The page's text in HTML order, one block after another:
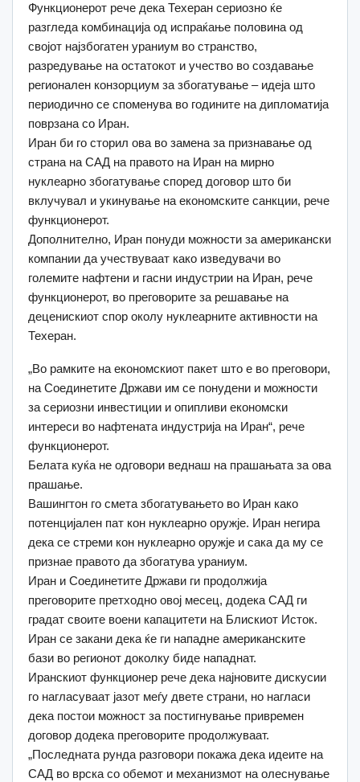
Функционерот рече дека Техеран сериозно ќе
разгледа комбинација од испраќање половина од
својот најзбогатен ураниум во странство,
разредување на остатокот и учество во создавање
регионален конзорциум за збогатување – идеја што
периодично се споменува во годините на дипломатија
поврзана со Иран.
Иран би го сторил ова во замена за признавање од
страна на САД на правото на Иран на мирно
нуклеарно збогатување според договор што би
вклучувал и укинување на економските санкции, рече
функционерот.
Дополнително, Иран понуди можности за американски
компании да учествуваат како изведувачи во
големите нафтени и гасни индустрии на Иран, рече
функционерот, во преговорите за решавање на
деценискиот спор околу нуклеарните активности на
Техеран.
„Во рамките на економскиот пакет што е во преговори,
на Соединетите Држави им се понудени и можности
за сериозни инвестиции и опипливи економски
интереси во нафтената индустрија на Иран“, рече
функционерот.
Белата куќа не одговори веднаш на прашањата за ова
прашање.
Вашингтон го смета збогатувањето во Иран како
потенцијален пат кон нуклеарно оружје. Иран негира
дека се стреми кон нуклеарно оружје и сака да му се
признае правото да збогатува ураниум.
Иран и Соединетите Држави ги продолжија
преговорите претходно овој месец, додека САД ги
градат своите воени капацитети на Блискиот Исток.
Иран се закани дека ќе ги нападне американските
бази во регионот доколку биде нападнат.
Иранскиот функционер рече дека најновите дискусии
го нагласуваат јазот меѓу двете страни, но нагласи
дека постои можност за постигнување привремен
договор додека преговорите продолжуваат.
„Последната рунда разговори покажа дека идеите на
САД во врска со обемот и механизмот на олеснување